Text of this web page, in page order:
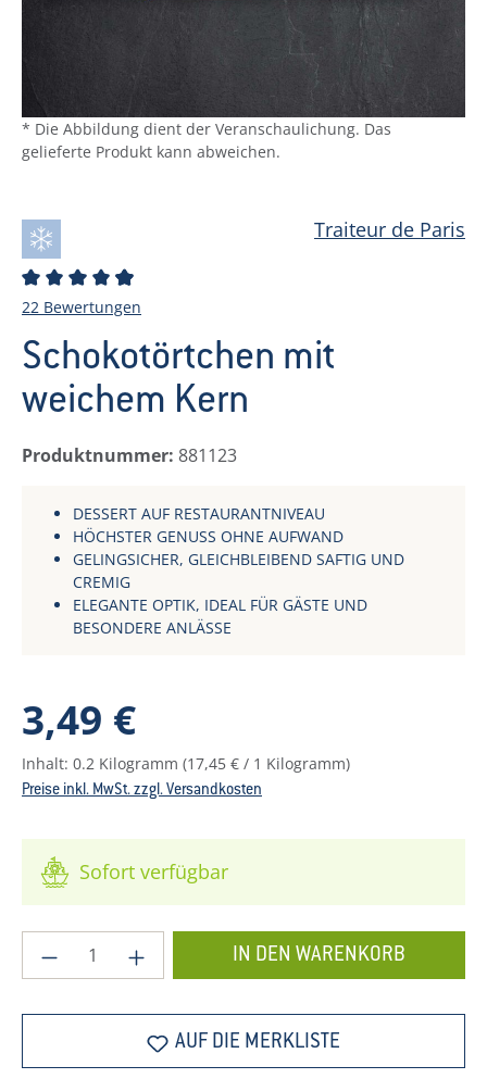
* Die Abbildung dient der Veranschaulichung. Das
gelieferte Produkt kann abweichen.
Traiteur de Paris
Durchschnittliche Bewertung von 4.91 von 5
22 Bewertungen
Schokotörtchen mit
weichem Kern
Produktnummer: 881123
DESSERT AUF RESTAURANTNIVEAU
HÖCHSTER GENUSS OHNE AUFWAND
GELINGSICHER, GLEICHBLEIBEND SAFTIG UND
CREMIG
ELEGANTE OPTIK, IDEAL FÜR GÄSTE UND
BESONDERE ANLÄSSE
Regulärer Preis:
3,49 €
Inhalt: 0.2 Kilogramm (17,45 € / 1 Kilogramm)
Preise inkl. MwSt. zzgl. Versandkosten
Sofort verfügbar
Produkt Anzahl: Gib den gewünschten
IN DEN WARENKORB
AUF DIE MERKLISTE